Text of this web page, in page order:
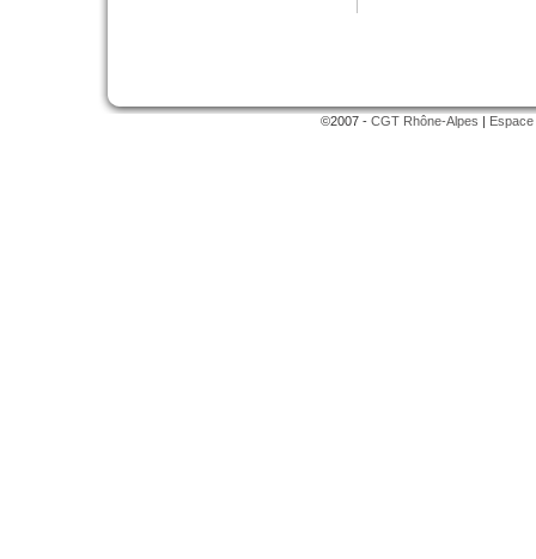
©2007 - CGT Rhône-Alpes |